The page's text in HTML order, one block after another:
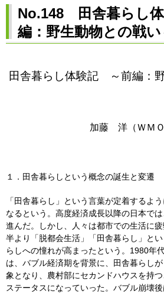
No.148 田舎暮らし
編：野生動物との戦い
田舎暮らし体験記 ～前編：
加藤 洋（ＷＭＯ
１．田舎暮らしという概念の誕生と変遷
「田舎暮らし」という言葉が定着するよ
なるという。高度経済成長以降の日本で
進んだ。しかし、人々は都市での生活に
半より「脱都会生活」「田舎暮らし」と
らしへの憧れが高まったという。1980年
は、バブル経済期を背景に、田舎暮らし
象となり、農村部にセカンドハウスを持
ステータスになっていった。バブル崩壊